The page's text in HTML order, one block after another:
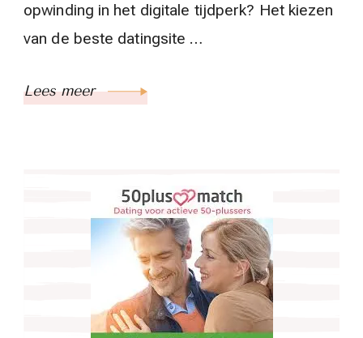
opwinding in het digitale tijdperk? Het kiezen
van de beste datingsite …
Lees meer